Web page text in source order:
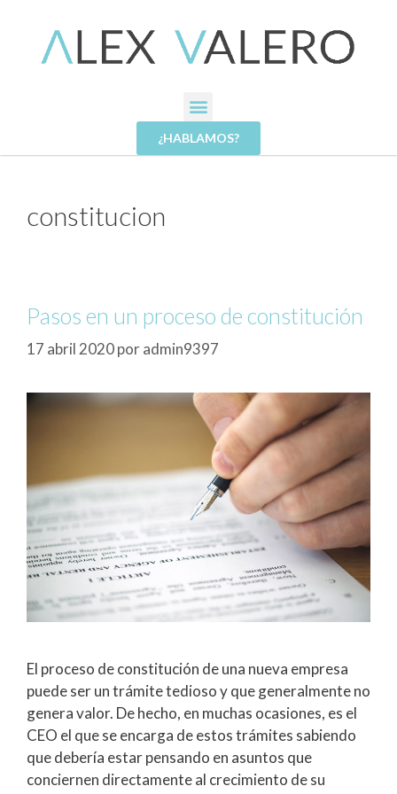
¿HABLAMOS?
constitucion
Pasos en un proceso de constitución
17 abril 2020poradmin9397
El proceso de constitución de una nueva empresa
puede ser un trámite tedioso y que generalmente no
genera valor. De hecho, en muchas ocasiones, es el
CEO el que se encarga de estos trámites sabiendo
que debería estar pensando en asuntos que
conciernen directamente al crecimiento de su